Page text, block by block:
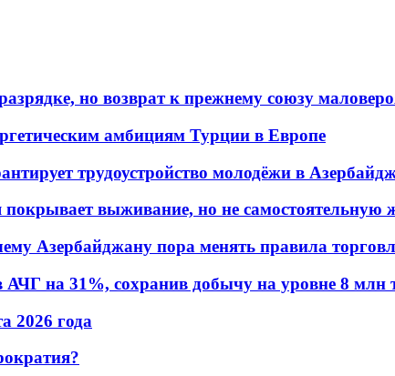
но возврат к прежнему союзу
амбициям Турции в Европе
трудоустройство молодёжи в
выживание, но не самостоятельную
Азербайджану пора менять правила
на 31%, сохранив добычу на уровне 8 млн
2026 года